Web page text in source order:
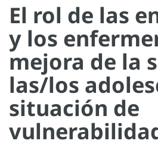
El rol de las
y los
mejora de la
las/los
situación de